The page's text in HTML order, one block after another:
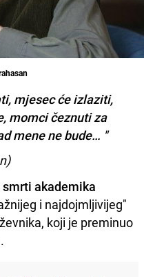
mjesec će izlaziti,
momci čeznuti za
mene ne bude… "
akademika
i najdojmljivijeg"
koji je preminuo